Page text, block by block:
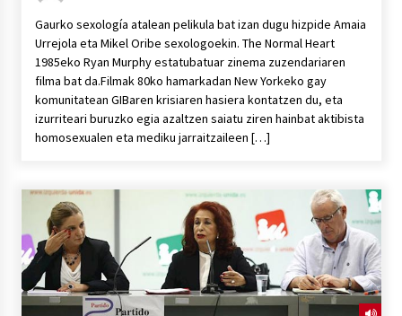
Gaurko sexología atalean pelikula bat izan dugu hizpide Amaia
Urrejola eta Mikel Oribe sexologoekin. The Normal Heart
1985eko Ryan Murphy estatubatuar zinema zuzendariaren
filma bat da.Filmak 80ko hamarkadan New Yorkeko gay
komunitatean GIBaren krisiaren hasiera kontatzen du, eta
izurriteari buruzko egia azaltzen saiatu ziren hainbat aktibista
homosexualen eta mediku jarraitzaileen […]